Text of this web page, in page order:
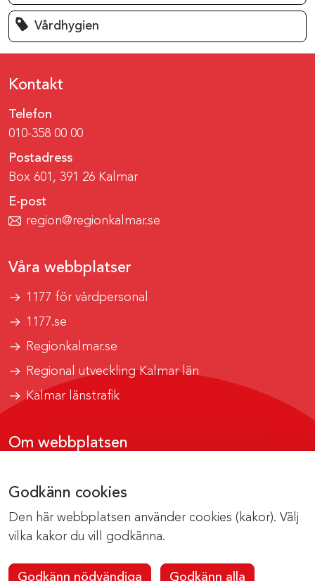
Godkänn cookies
Den här webbplatsen använder cookies (kakor). Välj
vilka kakor du vill godkänna.
Godkänn nödvändiga Godkänn alla
Vårdhygien
Kontakt
Telefon
010-358 00 00
Postadress
Box 601, 391 26 Kalmar
E-post
region@regionkalmar.se
Våra webbplatser
1177 för vårdpersonal
1177.se
Regionkalmar.se
Regional utveckling Kalmar län
Kalmar länstrafik
Om webbplatsen
Om cookies
Kontakta webbredaktionen